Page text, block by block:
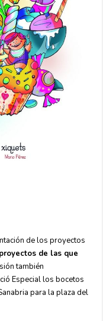
de los proyectos
proyectos de las que
también
Especial los bocetos
para la plaza del